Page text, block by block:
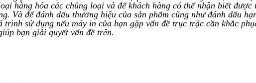
hàng hóa các chủng loại và để khách hàng có thể nhận biết
Và để đánh dấu thương hiệu của sản phẩm cũng như đánh dấu
trình sử dụng nếu máy in của bạn gặp vấn đề trục trặc cần khắc
bạn giải quyết vấn đề trên.